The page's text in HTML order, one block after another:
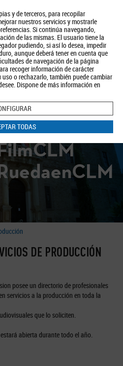
y de terceros, para recopilar
nuestros servicios y mostrarle
Si continúa navegando,
de las mismas. El usuario tiene la
pudiendo, si así lo desea, impedir
aunque deberá tener en cuenta que
de navegación de la página
recoger información de carácter
o rechazarlo, también puede cambiar
Dispone de más información en
TODAS
Política de Privacidad Aviso Legal
Política de Cookies
BUSCAR
DE PRODUCCIÓN
posee un directorio de profesionales
servicios a la producción en toda la
que lo soliciten.
abierta durante todo el año.